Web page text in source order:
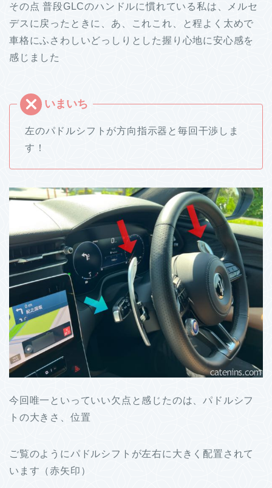
その点 普段GLCのハンドルに慣れている私は、メルセ
デスに戻ったときに、あ、これこれ、と程よく太めで
車格にふさわしいどっしりとした握り心地に安心感を
感じました
左のパドルシフトが方向指示器と毎回干渉しま
す！
今回唯一といっていい欠点と感じたのは、パドルシフ
トの大きさ、位置
ご覧のようにパドルシフトが左右に大きく配置されて
います（赤矢印）